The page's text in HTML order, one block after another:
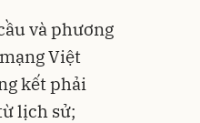
và phương
Việt
kết phải
lịch sử;